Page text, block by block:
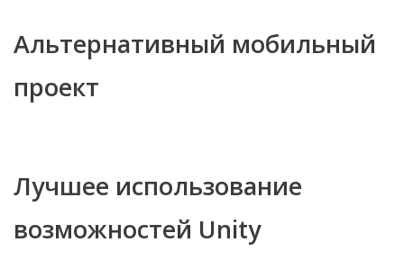
Альтернативный мобильный
проект
Лучшее использование
возможностей Unity